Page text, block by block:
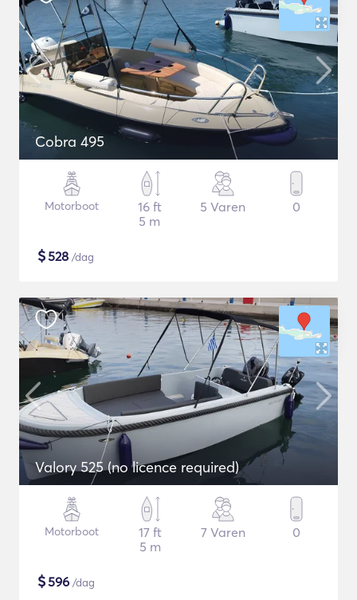
Cobra 495
Motorboot
16 ft
5 m
5 Varen 0
$528 /dag
Valory 525 (no licence required)
Motorboot
17 ft
5 m
7 Varen 0
$596 /dag